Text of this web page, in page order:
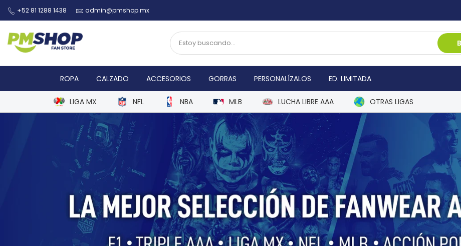
+52 81 1288 1438 admin@pmshop.mx
ROPA CALZADO ACCESORIOS GORRAS PERSONALÍZALOS ED. LIMITADA
LIGA MX NFL NBA MLB LUCHA LIBRE AAA OTRAS LIGAS